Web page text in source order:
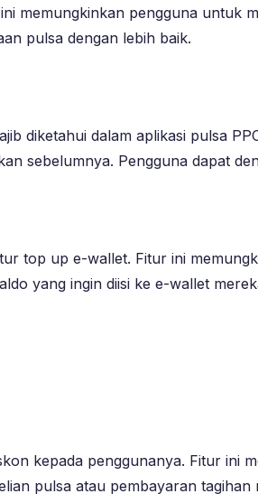
memungkinkan pengguna untuk
pulsa dengan lebih baik.
diketahui dalam aplikasi pulsa
sebelumnya. Pengguna dapat
top up e-wallet. Fitur ini
yang ingin diisi ke e-wallet
kepada penggunanya. Fitur ini
pulsa atau pembayaran